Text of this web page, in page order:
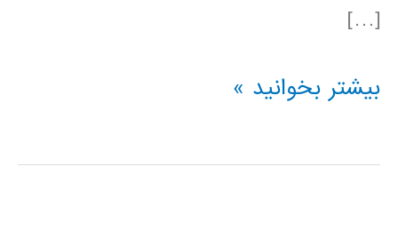
[…]
شبکه
ویولت
بیشتر بخوانید »